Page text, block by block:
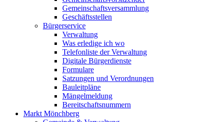
Gemeinschaftsversammlung
Geschäftsstellen
Bürgerservice
Verwaltung
Was erledige ich wo
Telefonliste der Verwaltung
Digitale Bürgerdienste
Formulare
Satzungen und Verordnungen
Bauleitpläne
Mängelmeldung
Bereitschaftsnummern
Markt Mönchberg